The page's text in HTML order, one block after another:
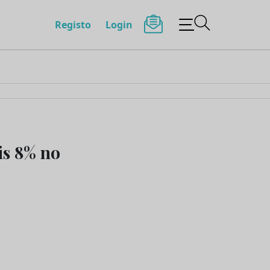
Registo Login
8% no